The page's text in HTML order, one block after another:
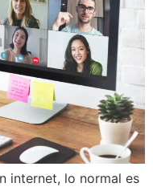
internet, lo normal es